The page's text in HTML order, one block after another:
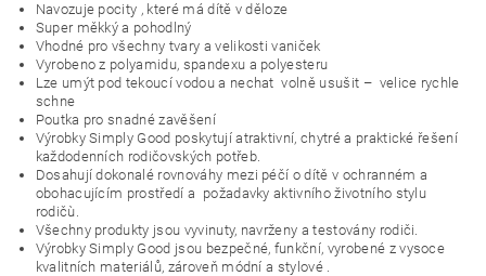
Navozuje pocity , které má dítě v děloze
Super měkký a pohodlný
Vhodné pro všechny tvary a velikosti vaniček
Vyrobeno z polyamidu, spandexu a polyesteru
Lze umýt pod tekoucí vodou a nechat volně usušit – velice rychle
schne
Poutka pro snadné zavěšení
Výrobky Simply Good poskytují atraktivní, chytré a praktické řešení
každodenních rodičovských potřeb.
Dosahují dokonalé rovnováhy mezi péčí o dítě v ochranném a
obohacujícím prostředí a požadavky aktivního životního stylu
rodičù.
Všechny produkty jsou vyvinuty, navrženy a testovány rodiči.
Výrobky Simply Good jsou bezpečné, funkční, vyrobené z vysoce
kvalitních materiálů, zároveň módní a stylové .